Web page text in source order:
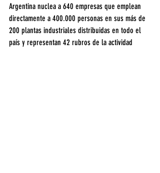
Argentina nuclea a 640 empresas que emplean
directamente a 400.000 personas en sus más de
200 plantas industriales distribuidas en todo el
país y representan 42 rubros de la actividad